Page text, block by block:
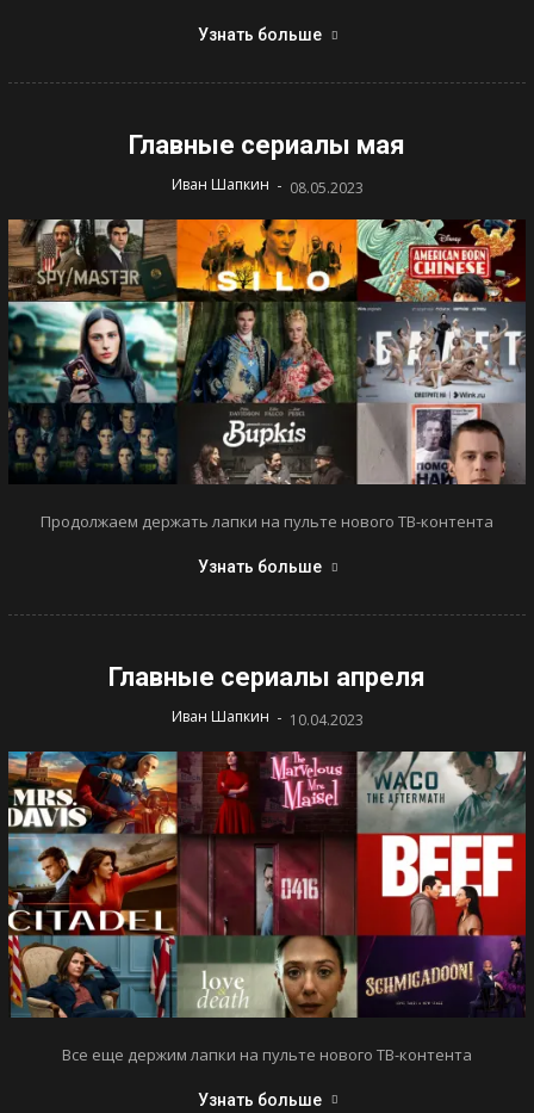
Узнать больше
Главные сериалы мая
Иван Шапкин - 08.05.2023
Продолжаем держать лапки на пульте нового ТВ-контента
Узнать больше
Главные сериалы апреля
Иван Шапкин - 10.04.2023
Все еще держим лапки на пульте нового ТВ-контента
Узнать больше